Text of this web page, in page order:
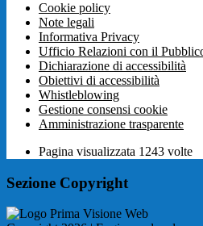
Cookie policy
Note legali
Informativa Privacy
Ufficio Relazioni con il
Dichiarazione di accessibilità
Obiettivi di accessibilità
Whistleblowing
Gestione consensi cookie
Amministrazione trasparente
Pagina visualizzata 1243 volte
Sezione Copyright